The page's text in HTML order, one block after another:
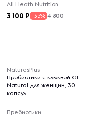
All Heath Nutrition
3 100 -35% 4 800
NaturesPlus
Пробиотики с клюквой GI
Natural для женщин, 30
капсул
Пребиотики